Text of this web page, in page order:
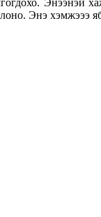
Энээнэй
Энэ хэмжэээ